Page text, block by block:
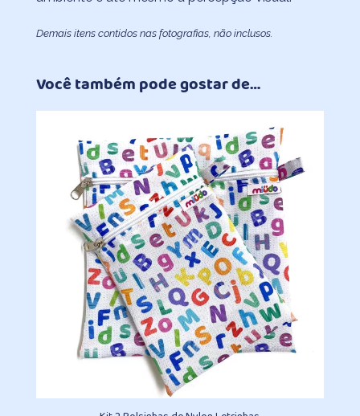
Demais itens contidos nas fotografias, não inclusos.
Você também pode gostar de…